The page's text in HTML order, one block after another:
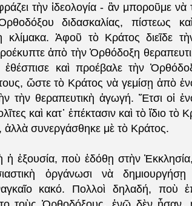
τὴν ἰδεολογία - ἂν μποροῦμε νὰ
διδασκαλίας, πίστεως
κλίμακα. Ἀφοῦ τὸ Κράτος διεῖδε
ἀπὸ τὴν Ὀρθόδοξη
ἐθέσπισε καὶ προέβαλε τὴν
ὥστε τὸ Κράτος νὰ γεμίσῃ ἀπὸ
τὴν θεραπευτικὴ ἀγωγή. Ἔτσι οἱ
καὶ κατ᾿ ἐπέκτασιν καὶ τὸ ἴδιο
ἀλλὰ συνεργάσθηκε μὲ τὸ Κράτος.
ἐξουσία, ποὺ ἐδόθῃ στὴν
ὀργάνωσι νὰ
κακό. Πολλοὶ δηλαδή, ποὺ